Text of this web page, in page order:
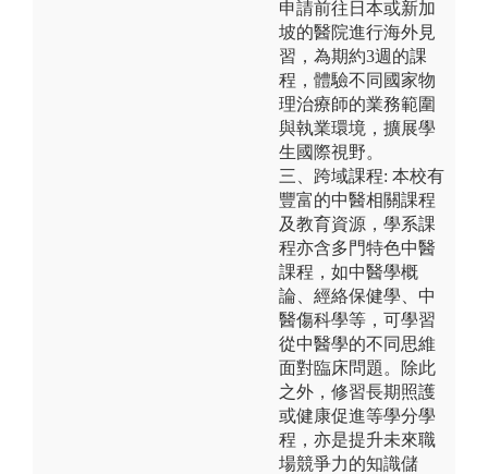
申請前往日本或新加
坡的醫院進行海外見
習，為期約3週的課
程，體驗不同國家物
理治療師的業務範圍
與執業環境，擴展學
生國際視野。
三、跨域課程: 本校有
豐富的中醫相關課程
及教育資源，學系課
程亦含多門特色中醫
課程，如中醫學概
論、經絡保健學、中
醫傷科學等，可學習
從中醫學的不同思維
面對臨床問題。除此
之外，修習長期照護
或健康促進等學分學
程，亦是提升未來職
場競爭力的知識儲